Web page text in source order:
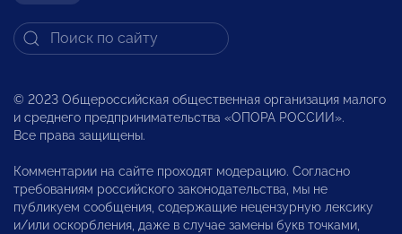
© 2023 Общероссийская общественная организация малого
и среднего предпринимательства «ОПОРА РОССИИ».
Все права защищены.
Комментарии на сайте проходят модерацию. Согласно
требованиям российского законодательства, мы не
публикуем сообщения, содержащие нецензурную лексику
и/или оскорбления, даже в случае замены букв точками,